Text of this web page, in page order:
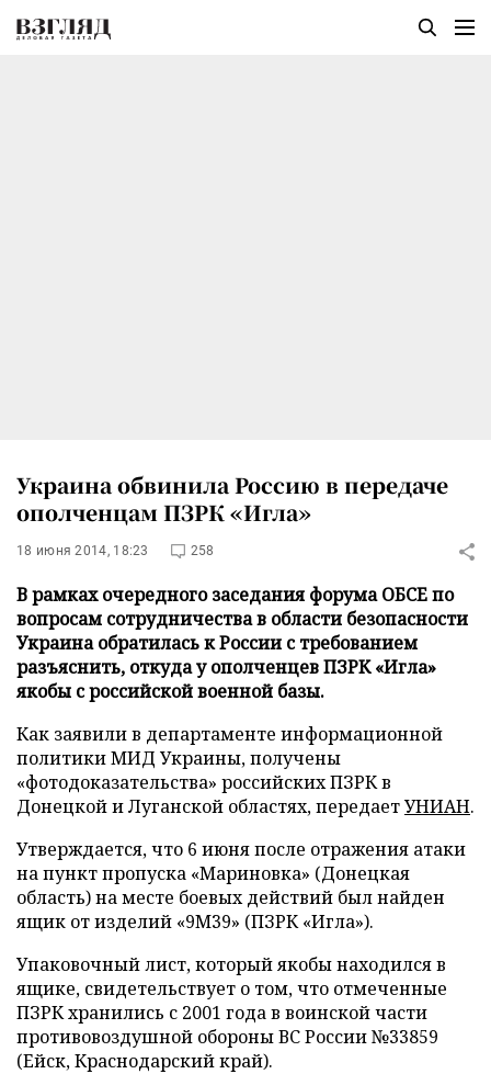
Украина обвинила Россию в передаче
ополченцам ПЗРК «Игла»
18 июня 2014, 18:23 258
В рамках очередного заседания форума ОБСЕ по
вопросам сотрудничества в области безопасности
Украина обратилась к России с требованием
разъяснить, откуда у ополченцев ПЗРК «Игла»
якобы с российской военной базы.
Как заявили в департаменте информационной
политики МИД Украины, получены
«фотодоказательства» российских ПЗРК в
Донецкой и Луганской областях,передаетУНИАН.
Утверждается, что 6 июня после отражения атаки
на пункт пропуска «Мариновка» (Донецкая
область) на месте боевых действий был найден
ящик от изделий «9М39» (ПЗРК «Игла»).
Упаковочный лист, который якобы находился в
ящике, свидетельствует о том, что отмеченные
ПЗРК хранились с 2001 года в воинской части
противовоздушной обороны ВС России №33859
(Ейск, Краснодарский край).